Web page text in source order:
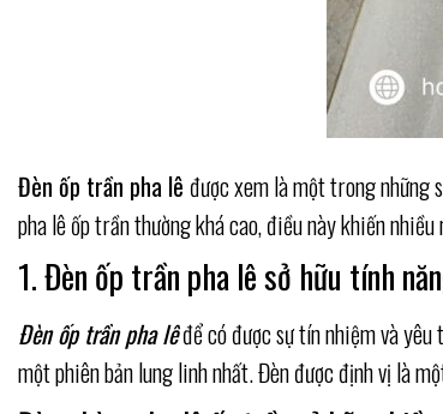
Đèn ốp trần pha lê được xem là một trong những
pha lê ốp trần thường khá cao, điều này khiến
1. Đèn ốp trần pha lê sở hữu tính
Đèn ốp trần pha lêđể có được sự tín nhiệm và
một phiên bản lung linh nhất. Đèn được định vị là